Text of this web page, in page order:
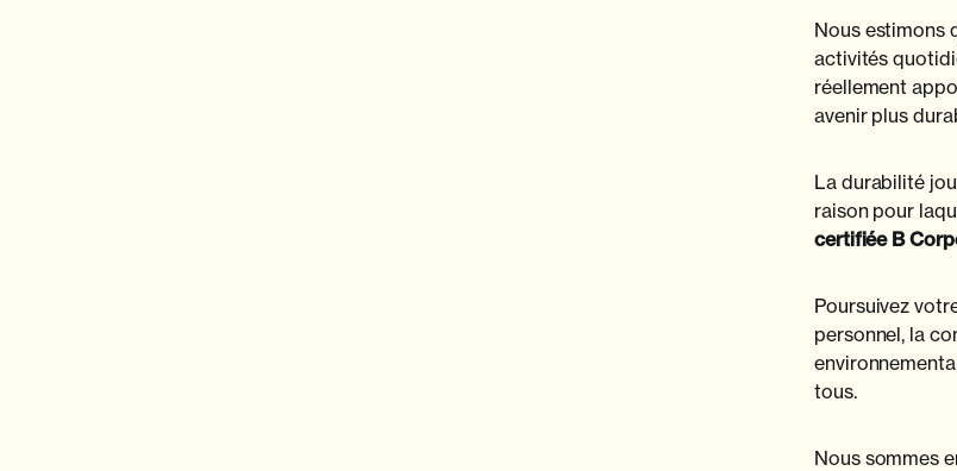
Nous estimons
activités
réellement
avenir plus
La durabilité
raison pour
certifiée B
Poursuivez
personnel, la
tous.
Nous sommes